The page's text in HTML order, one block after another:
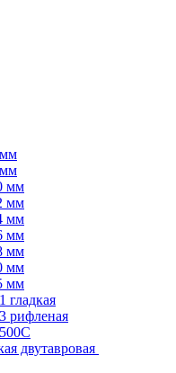
мм
мм
мм
мм
мм
мм
мм
гладкая
рифленая
двутавровая